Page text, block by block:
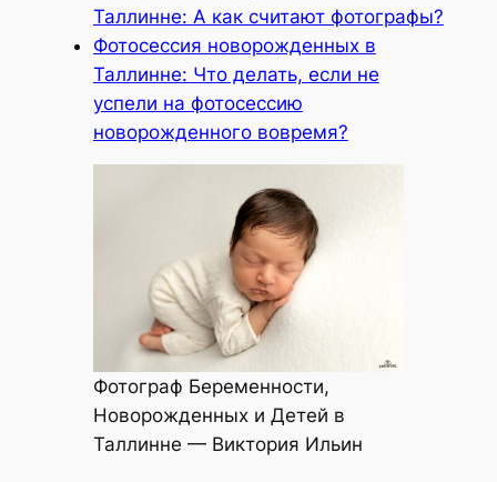
Таллинне: А как считают фотографы?
Фотосессия новорожденных в
Таллинне: Что делать, если не
успели на фотосессию
новорожденного вовремя?
Фотограф Беременности,
Новорожденных и Детей в
Таллинне — Виктория Ильин